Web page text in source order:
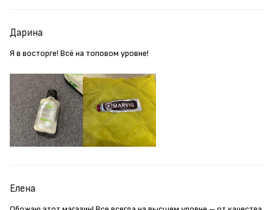
Дарина
Я в восторге! Всё на топовом уровне!
Елена